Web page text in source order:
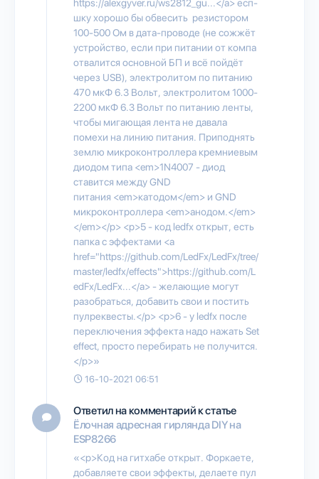
https://alexgyver.ru/ws2812_gu...</a> есп-
шку хорошо бы обвесить резистором
100-500 Ом в дата-проводе (не сожжёт
устройство, если при питании от компа
отвалится основной БП и всё пойдёт
через USB), электролитом по питанию
470 мкФ 6.3 Вольт, электролитом 1000-
2200 мкФ 6.3 Вольт по питанию ленты,
чтобы мигающая лента не давала
помехи на линию питания. Приподнять
землю микроконтроллера кремниевым
диодом типа <em>1N4007 - диод
ставится между GND
питания <em>катодом</em> и GND
микроконтроллера <em>анодом.</em>
</em></p> <p>5 - код ledfx открыт, есть
папка с эффектами <a
href="https://github.com/LedFx/LedFx/tree/
master/ledfx/effects">https://github.com/L
edFx/LedFx...</a> - желающие могут
разобраться, добавить свои и постить
пулреквесты.</p> <p>6 - у ledfx после
переключения эффекта надо нажать Set
effect, просто перебирать не получится.
</p>»
16-10-2021 06:51
Ответил на комментарий к статье
Ёлочная адресная гирлянда DIY на
ESP8266
«<p>Код на гитхабе открыт. Форкаете,
добавляете свои эффекты, делаете пул